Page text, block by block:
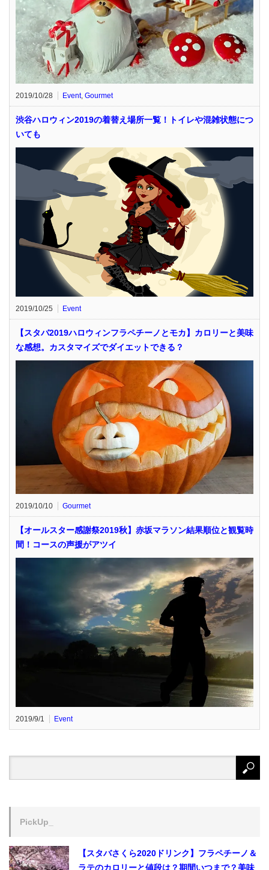
2019/10/28 Event, Gourmet
渋谷ハロウィン2019の着替え場所一覧！トイレや混雑状態につ
いても
2019/10/25 Event
【スタバ2019ハロウィンフラペチーノとモカ】カロリーと美味
な感想。カスタマイズでダイエットできる？
2019/10/10 Gourmet
【オールスター感謝祭2019秋】赤坂マラソン結果順位と観覧時
間！コースの声援がアツイ
2019/9/1 Event
PickUp_
【スタバさくら2020ドリンク】フラペチーノ＆
ラテのカロリーと値段は？期間いつまで？美味